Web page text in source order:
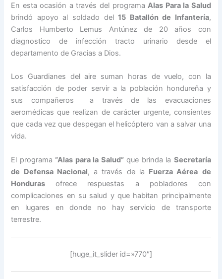
En esta ocasión a través del programaAlas Para la Salud
brindó apoyo al soldado del15 Batallón de Infantería,
Carlos Humberto Lemus Antúnez de 20 años con
diagnostico de infección tracto urinario desde el
departamento de Gracias a Dios.
Los Guardianes del aire suman horas de vuelo, con la
satisfacción de poder servir a la población hondureña y
sus compañeros a través de las evacuaciones
aeromédicas que realizan de carácter urgente, consientes
que cada vez que despegan el helicóptero van a salvar una
vida.
El programa “Alas para la Salud”que brinda la Secretaría
de Defensa Nacional, a través de la Fuerza Aérea de
Honduras ofrece respuestas a pobladores con
complicaciones en su salud y que habitan principalmente
en lugares en donde no hay servicio de transporte
terrestre.
[huge_it_slider id=»770″]